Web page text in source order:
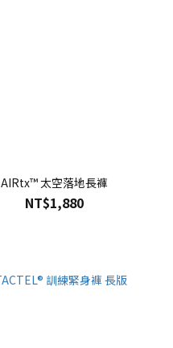
AIRtx™ 太空落地長褲
NT$1,880